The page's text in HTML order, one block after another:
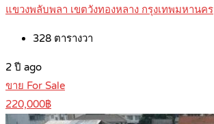
แขวงพลับพลา เขตวังทองหลาง กรุงเทพมหานคร
328 ตารางวา
2 ปี ago
ขาย For Sale
220,000฿